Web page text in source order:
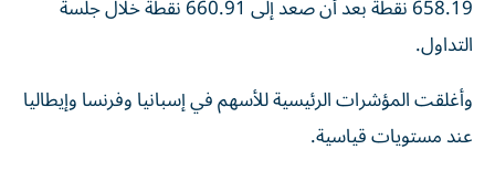
658.19 نقطة بعد أن صعد إلى 660.91 نقطة خلال جلسة
التداول.
وأغلقت المؤشرات الرئيسية للأسهم في إسبانيا وفرنسا وإيطاليا
عند مستويات قياسية.